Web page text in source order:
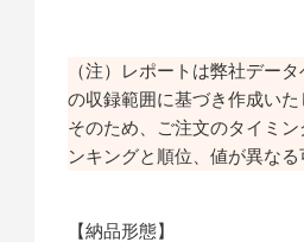
（注）レポートは弊社デー
の収録範囲に基づき作成いた
そのため、ご注文のタイミ
ンキングと順位、値が異なる
【納品形態】